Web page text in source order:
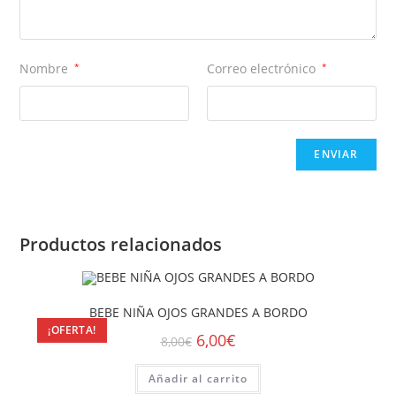
Nombre * Correo electrónico *
Productos relacionados
¡OFERTA!
BEBE NIÑA OJOS GRANDES A BORDO
8,00€ 6,00€
Añadir al carrito